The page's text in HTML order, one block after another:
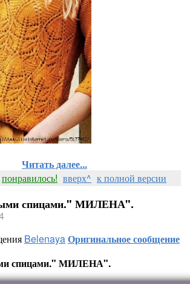
Читать далее...
понравилось! вверх^ к полной версии
спицами." МИЛЕНА".
BelenayaОригинальное сообщение
спицами." МИЛЕНА".